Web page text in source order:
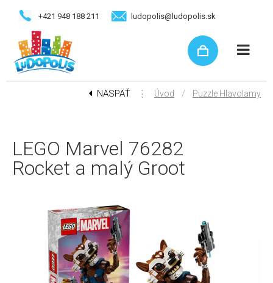
+421 948 188 211 ludopolis@ludopolis.sk
NASPÄŤ ⋮ Úvod / Puzzle Hlavolamy
LEGO Marvel 76282
Rocket a malý Groot